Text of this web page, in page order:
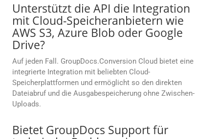
Unterstützt die API die Integration
mit Cloud-Speicheranbietern wie
AWS S3, Azure Blob oder Google
Drive?
Auf jeden Fall. GroupDocs.Conversion Cloud bietet eine
integrierte Integration mit beliebten Cloud-
Speicherplattformen und ermöglicht so den direkten
Dateiabruf und die Ausgabespeicherung ohne Zwischen-
Uploads.
Bietet GroupDocs Support für